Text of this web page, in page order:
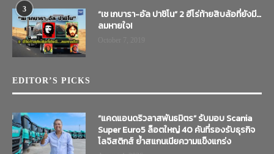
3
“เช เกบารา-อัล ปาชิโน” 2 ฮีโร่ท้ายสิบล้อที่ยังมี…
ลมหายใจ!
EDITOR’S PICKS
“แคดแอนดริวลาสพันธมิตร” รับมอบ Scania
Super Euro5 ล็อตใหญ่ 40 คันที่รองรับธุรกิจ
โลจิสติกส์ ย้ำสแกนเนียความแข็งแกร่ง